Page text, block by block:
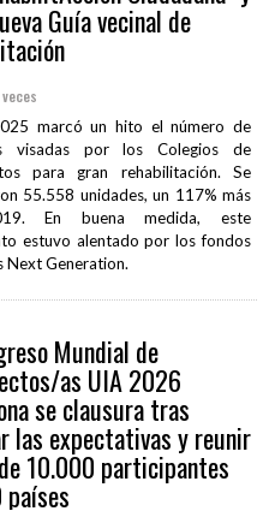
Guía vecinal de
marcó un hito el número de
visadas por los Colegios de
para gran rehabilitación. Se
55.558 unidades, un 117% más
En buena medida, este
estuvo alentado por los fondos
Next Generation.
Mundial de
as UIA 2026
se clausura tras
las expectativas y reunir
10.000 participantes